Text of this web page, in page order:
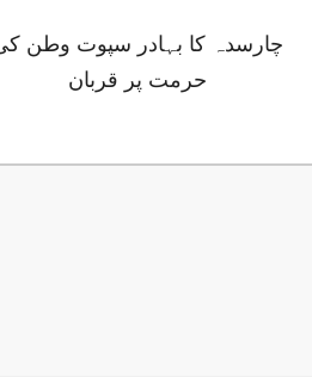
چارسدہ کا بہادر سپوت وطن
حرمت پر قربان